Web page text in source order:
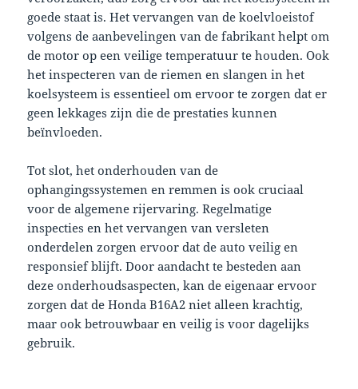
goede staat is. Het vervangen van de koelvloeistof
volgens de aanbevelingen van de fabrikant helpt om
de motor op een veilige temperatuur te houden. Ook
het inspecteren van de riemen en slangen in het
koelsysteem is essentieel om ervoor te zorgen dat er
geen lekkages zijn die de prestaties kunnen
beïnvloeden.
Tot slot, het onderhouden van de
ophangingssystemen en remmen is ook cruciaal
voor de algemene rijervaring. Regelmatige
inspecties en het vervangen van versleten
onderdelen zorgen ervoor dat de auto veilig en
responsief blijft. Door aandacht te besteden aan
deze onderhoudsaspecten, kan de eigenaar ervoor
zorgen dat de Honda B16A2 niet alleen krachtig,
maar ook betrouwbaar en veilig is voor dagelijks
gebruik.